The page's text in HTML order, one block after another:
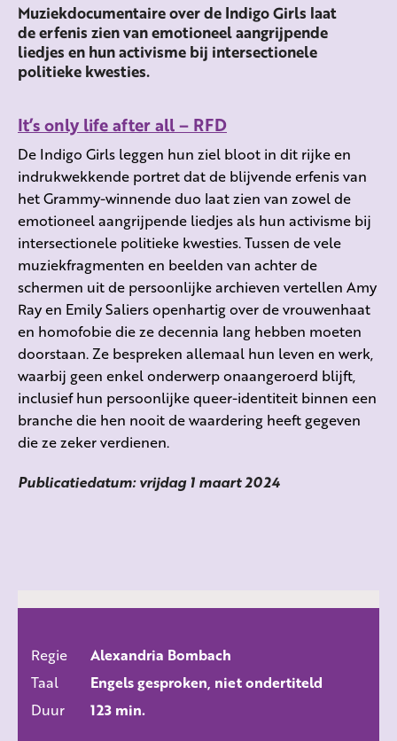
Muziekdocumentaire over de Indigo Girls laat
de erfenis zien van emotioneel aangrijpende
liedjes en hun activisme bij intersectionele
politieke kwesties.
It’s only life after all – RFD
De Indigo Girls leggen hun ziel bloot in dit rijke en
indrukwekkende portret dat de blijvende erfenis van
het Grammy-winnende duo laat zien van zowel de
emotioneel aangrijpende liedjes als hun activisme bij
intersectionele politieke kwesties. Tussen de vele
muziekfragmenten en beelden van achter de
schermen uit de persoonlijke archieven vertellen Amy
Ray en Emily Saliers openhartig over de vrouwenhaat
en homofobie die ze decennia lang hebben moeten
doorstaan. Ze bespreken allemaal hun leven en werk,
waarbij geen enkel onderwerp onaangeroerd blijft,
inclusief hun persoonlijke queer-identiteit binnen een
branche die hen nooit de waardering heeft gegeven
die ze zeker verdienen.
Publicatiedatum: vrijdag 1 maart 2024
Regie
Alexandria Bombach
Taal
Engels gesproken, niet ondertiteld
Duur
123 min.